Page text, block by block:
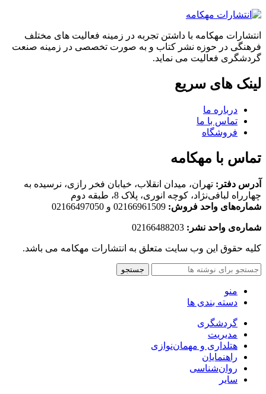
انتشارات مهکامه با داشتن تجربه در زمینه فعالیت های مختلف
فرهنگی در حوزه نشر کتاب و به صورت تخصصی در زمینه صنعت
گردشگری فعالیت می نماید.
لینک های سریع
درباره ما
تماس با ما
فروشگاه
تماس با مهکامه
آدرس دفتر: تهران، میدان انقلاب، خیابان فخر رازی، نرسیده به
چهارراه لبافی‌نژاد، کوچه انوری، پلاک 8، طبقه دوم
شماره‌های واحد فروش: 02166961509 و 02166497050
شماره‌‌ی واحد نشر:
کلیه حقوق این وب سایت متعلق به انتشارات مهکامه می باشد.
جستجو
منو
دسته بندی ها
گردشگری
مدیریت
هتلداری و مهمان‌نوازی
راهنمایان
روان‌شناسی
سایر